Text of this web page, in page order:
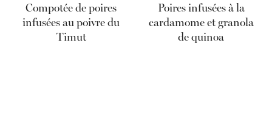
Compotée de poires
infusées au poivre du
Timut
Poires infusées à la
cardamome et granola
de quinoa